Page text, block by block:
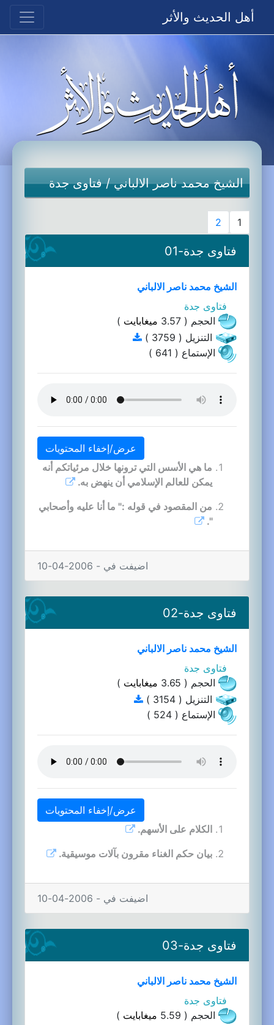
أهل الحديث والأثر
الشيخ محمد ناصر الالباني/فتاوى جدة
1
2
فتاوى جدة-01
الشيخ محمد ناصر الالباني
فتاوى جدة
الحجم ( 3.57
ميغابايت )
التنزيل ( 3759 )
الإستماع ( 641 )
عرض/إخفاء المحتويات
ما هي الأسس التي ترونها خلال مرئياتكم أنه
يمكن للعالم الإسلامي أن ينهض به.
من المقصود في قوله :" ما أنا عليه وأصحابي
".
اضيفت في - 2006-04-10
فتاوى جدة-02
الشيخ محمد ناصر الالباني
فتاوى جدة
الحجم ( 3.65
ميغابايت )
التنزيل ( 3154 )
الإستماع ( 524 )
عرض/إخفاء المحتويات
الكلام على الأسهم.
بيان حكم الغناء مقرون بآلات موسيقية.
اضيفت في - 2006-04-10
فتاوى جدة-03
الشيخ محمد ناصر الالباني
فتاوى جدة
الحجم ( 5.59
ميغابايت )